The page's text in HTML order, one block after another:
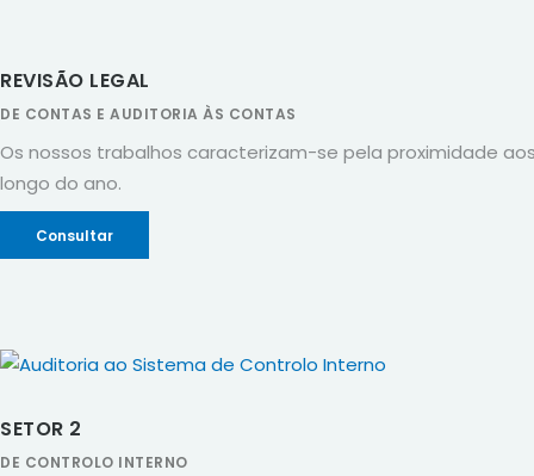
REVISÃO LEGAL
DE CONTAS E AUDITORIA ÀS CONTAS
Os nossos trabalhos caracterizam-se pela proximidade
longo do ano.
Consultar
SETOR 2
DE CONTROLO INTERNO